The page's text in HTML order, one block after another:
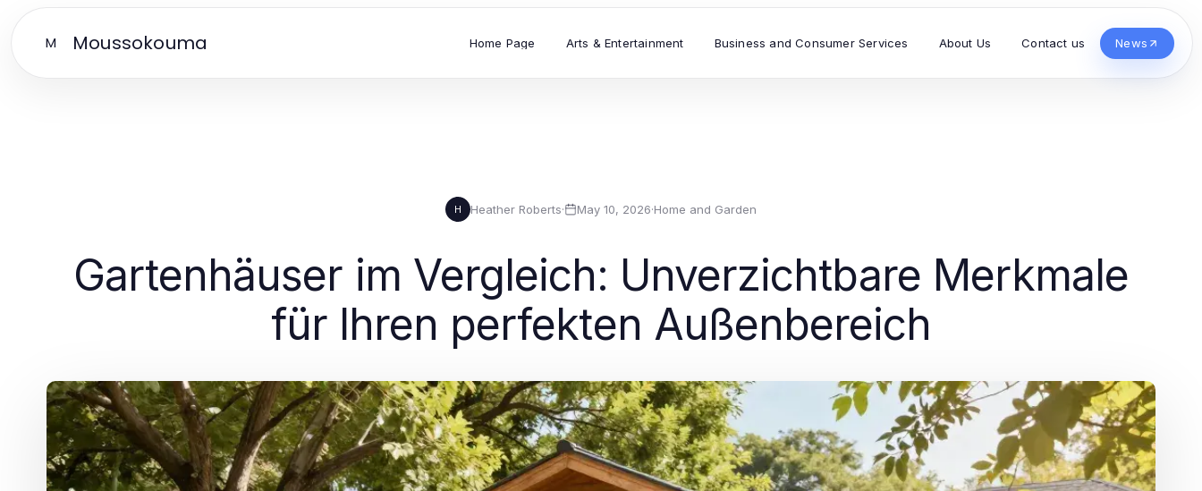
M Moussokouma Home Page Arts & Entertainment Business and Consumer Services About Us Contact us News
H Heather Roberts· May 10, 2026·Home and Garden
Gartenhäuser im Vergleich: Unverzichtbare Merkmale
für Ihren perfekten Außenbereich